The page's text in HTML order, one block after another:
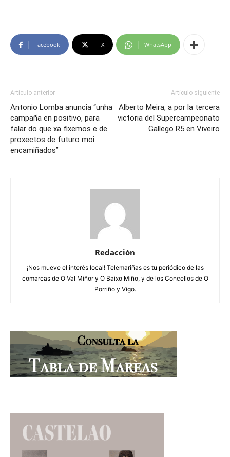
Facebook X WhatsApp
Artículo anterior
Antonio Lomba anuncia “unha
campaña en positivo, para
falar do que xa fixemos e de
proxectos de futuro moi
encamiñados”
Artículo siguiente
Alberto Meira, a por la tercera
victoria del Supercampeonato
Gallego R5 en Viveiro
Redacción
¡Nos mueve el interés local! Telemariñas es tu periódico de las
comarcas de O Val Miñor y O Baixo Miño, y de los Concellos de O
Porriño y Vigo.